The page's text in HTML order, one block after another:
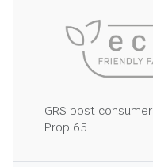
GRS post consumer
Prop 65